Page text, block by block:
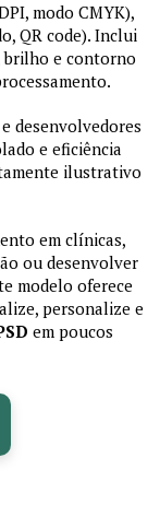
modo CMYK),
QR code). Inclui
brilho e contorno
desenvolvedores
e eficiência
ilustrativo
em clínicas,
ou desenvolver
modelo oferece
personalize e
em poucos